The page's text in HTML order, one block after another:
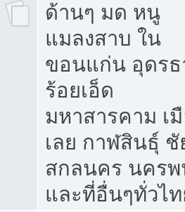
ด้านๆ มด หนู
แมลงสาบ ใน
ขอนแก่น อุดร
ร้อยเอ็ด
มหาสารคาม เ
เลย กาฬสินธุ์
สกลนคร นคร
และที่อื่นๆทั่วไ